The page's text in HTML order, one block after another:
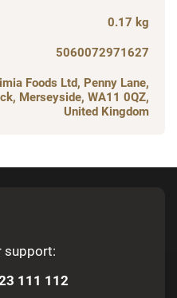
0.17 kg
5060072971627
Foods Ltd, Penny Lane,
Merseyside, WA11 0QZ,
United Kingdom
support:
111 112